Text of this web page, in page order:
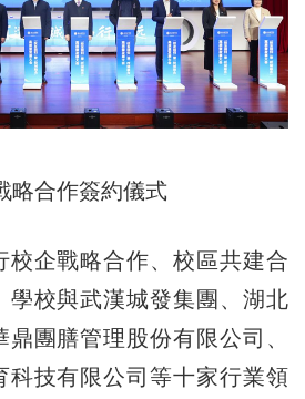
略合作簽約儀式
企戰略合作、校區共建合
學校與武漢城發集團、湖北
團膳管理股份有限公司、
科技有限公司等十家行業領